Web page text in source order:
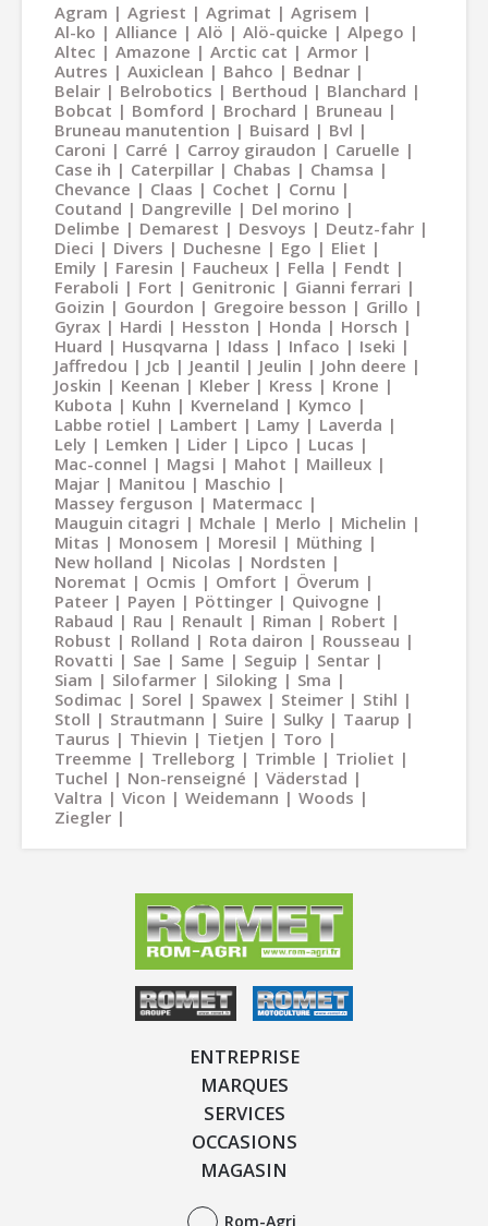
Agram Agriest Agrimat
Agrisem
Al-ko
Alliance Alö Alö-quicke
Alpego
Altec
Amazone Arctic cat
Armor
Autres
Auxiclean Bahco
Bednar
Belair
Belrobotics Berthoud
Blanchard
Bobcat
Bomford Brochard
Bruneau
Bruneau manutention
Buisard
Bvl
Caroni
Carré Carroy giraudon
Caruelle
Case ih
Caterpillar Chabas
Chamsa
Chevance
Claas Cochet
Cornu
Coutand
Dangreville
Del morino
Delimbe
Demarest Desvoys
Deutz-fahr
Dieci
Divers Duchesne Ego
Eliet
Emily
Faresin Faucheux Fella
Fendt
Feraboli
Fort Genitronic
Gianni ferrari
Goizin
Gourdon Gregoire besson
Grillo
Gyrax
Hardi Hesston Honda
Horsch
Huard
Husqvarna Idass Infaco
Iseki
Jaffredou
Jcb Jeantil Jeulin
John deere
Joskin
Keenan Kleber Kress
Krone
Kubota
Kuhn Kverneland
Kymco
Labbe rotiel
Lambert Lamy
Laverda
Lely
Lemken Lider Lipco
Lucas
Mac-connel
Magsi Mahot
Mailleux
Majar
Manitou
Maschio
Massey ferguson
Matermacc
Mauguin citagri
Mchale Merlo
Michelin
Mitas
Monosem Moresil
Müthing
New holland
Nicolas
Nordsten
Noremat
Ocmis Omfort
Överum
Pateer
Payen Pöttinger
Quivogne
Rabaud
Rau Renault Riman
Robert
Robust
Rolland Rota dairon
Rousseau
Rovatti
Sae Same Seguip
Sentar
Siam
Silofarmer Siloking
Sma
Sodimac
Sorel Spawex Steimer
Stihl
Stoll
Strautmann Suire Sulky
Taarup
Taurus
Thievin Tietjen
Toro
Treemme
Trelleborg Trimble
Trioliet
Tuchel
Non-renseigné
Väderstad
Valtra
Vicon Weidemann
Woods
Ziegler
ENTREPRISE
MARQUES
SERVICES
OCCASIONS
MAGASIN
Rom-Agri